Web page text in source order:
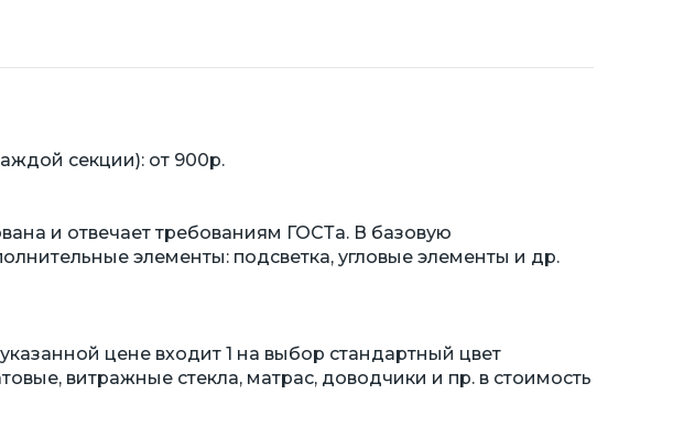
секции): от 900р.
и отвечает требованиям ГОСТа. В базовую
элементы: подсветка, угловые элементы и др.
цене входит 1 на выбор стандартный цвет
витражные стекла, матрас, доводчики и пр. в стоимость